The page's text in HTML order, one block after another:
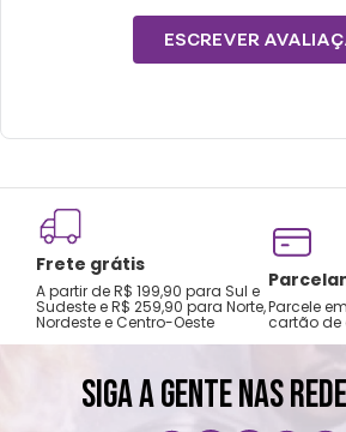
ESCREVER
Frete grátis
A partir de R$ 199,90 para Sul e
Sudeste e R$ 259,90 para Norte,
Nordeste e Centro-Oeste
Parcele
cartão de
SIGA A GENTE NAS